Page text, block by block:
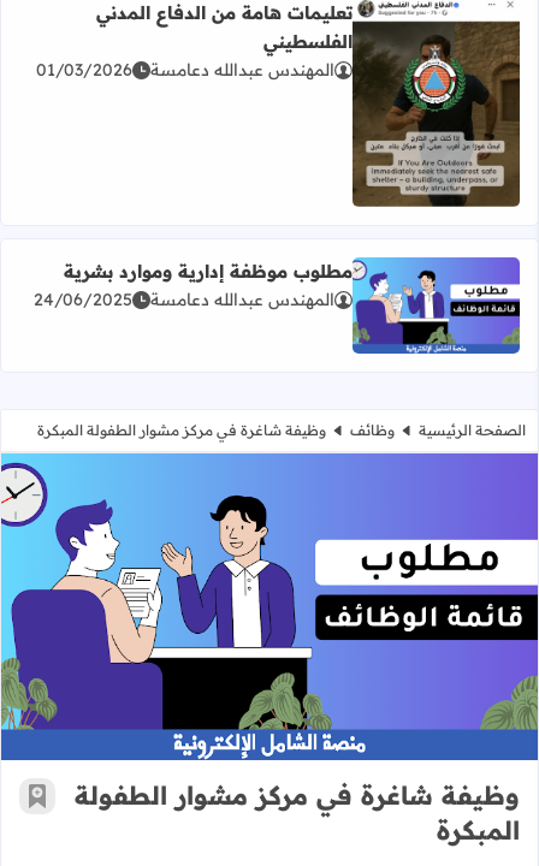
اقرأ المزيد عن تعليمات هامة من الدفاع المدني الفلسطيني
تعليمات هامة من الدفاع المدني
الفلسطيني
المهندس عبدالله دعامسة 01/03/2026
اقرأ المزيد عن مطلوب موظفة إدارية وموارد بشرية
مطلوب موظفة إدارية وموارد بشرية
المهندس عبدالله دعامسة 24/06/2025
الصفحة الرئيسية وظائف وظيفة شاغرة في مركز مشوار الطفولة المبكرة
وظيفة شاغرة في مركز مشوار
وظيفة شاغرة في مركز مشوار الطفولة
المبكرة
أضف